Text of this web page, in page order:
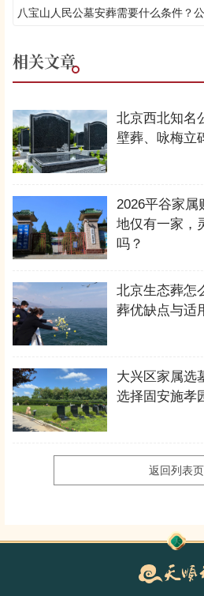
八宝山人民公墓安葬需要什么条件？
相关文章
北京西北知名
壁葬、咏梅立
2026平谷家属
地仅有一家，
吗？
北京生态葬怎
葬优缺点与适
大兴区家属选
选择固安施孝
返回列表页